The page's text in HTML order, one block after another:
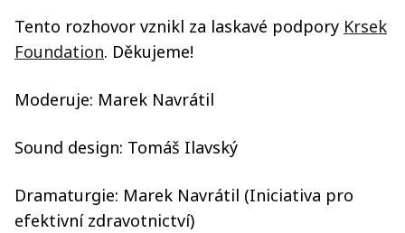
Tento rozhovor vznikl za laskavé podpory Krsek
Foundation. Děkujeme!
Moderuje: Marek Navrátil
Sound design: Tomáš Ilavský
Dramaturgie: Marek Navrátil (Iniciativa pro
efektivní zdravotnictví)